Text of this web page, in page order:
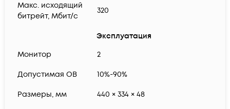
Макс. исходящий
битрейт, Мбит/с
320
Эксплуатация
Монитор
2
Допустимая ОВ 10%-90%
Размеры, мм 440 × 334 × 48